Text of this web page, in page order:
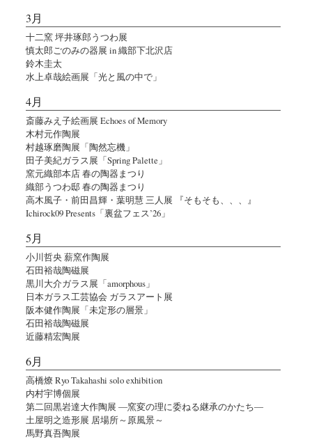
3月
十二窯 坪井琢郎うつわ展
慎太郎ごのみの器展 in 織部下北沢店
鈴木圭太
水上卓哉絵画展「光と風の中で」
4月
斎藤みえ子絵画展 Echoes of Memory
木村元作陶展
村越琢磨陶展「陶然忘機」
田子美紀ガラス展「Spring Palette」
窯元織部本店 春の陶器まつり
織部うつわ邸 春の陶器まつり
高木風子・前田昌輝・葉明慧 三人展 『そもそも、、、』
Ichirock09 Presents「裏盆フェス’26」
5月
小川哲央 薪窯作陶展
石田裕哉陶磁展
黒川大介ガラス展「amorphous」
日本ガラス工芸協会 ガラスアート展
阪本健作陶展「未定形の層景」
石田裕哉陶磁展
近藤精宏陶展
6月
高橋燎 Ryo Takahashi solo exhibition
内村宇博個展
第二回黒岩達大作陶展 ―窯変の理に委ねる継承のかたち―
土屋明之造形展 居場所～原風景～
馬野真吾陶展